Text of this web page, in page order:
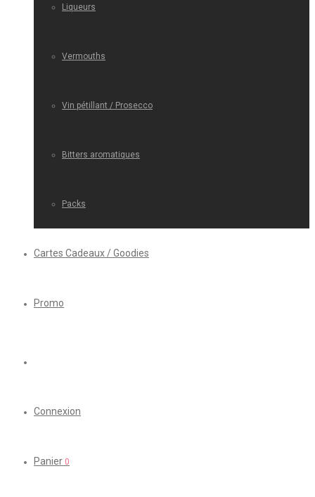
Liqueurs
Vermouths
Vin pétillant / Prosecco
Bitters aromatiques
Packs
Cartes Cadeaux / Goodies
Promo
Connexion
Panier 0